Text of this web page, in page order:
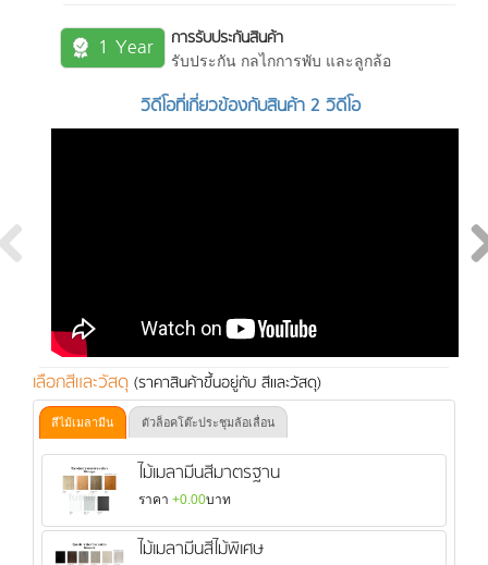
1 Year การรับประกันสินค้า
รับประกัน กลไกการพับ และลูกล้อ
วิดีโอที่เกี่ยวข้องกับสินค้า 2 วิดีโอ
เลือกสีและวัสดุ (ราคาสินค้าขึ้นอยู่กับ สีและวัสดุ)
สีไม้เมลามีน ตัวล็อคโต๊ะประชุมล้อเลื่อน
ไม้เมลามีนสีมาตรฐาน
ราคา+0.00บาท
ไม้เมลามีนสีไม้พิเศษ